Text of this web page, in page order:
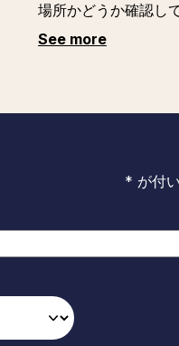
場所かどうか確認し
See more
* が付